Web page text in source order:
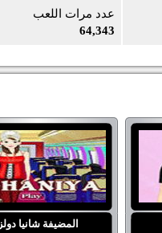
عدد مرات اللعب
64,343
المضيفة شانيا دولز